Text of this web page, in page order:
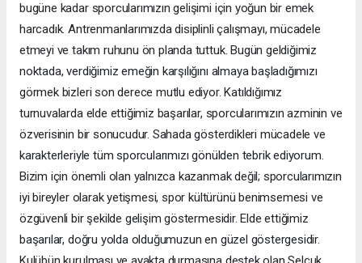
bugüne kadar sporcularımızın gelişimi için yoğun bir emek
harcadık. Antrenmanlarımızda disiplinli çalışmayı, mücadele
etmeyi ve takım ruhunu ön planda tuttuk. Bugün geldiğimiz
noktada, verdiğimiz emeğin karşılığını almaya başladığımızı
görmek bizleri son derece mutlu ediyor. Katıldığımız
turnuvalarda elde ettiğimiz başarılar, sporcularımızın azminin ve
özverisinin bir sonucudur. Sahada gösterdikleri mücadele ve
karakterleriyle tüm sporcularımızı gönülden tebrik ediyorum.
Bizim için önemli olan yalnızca kazanmak değil; sporcularımızın
iyi bireyler olarak yetişmesi, spor kültürünü benimsemesi ve
özgüvenli bir şekilde gelişim göstermesidir. Elde ettiğimiz
başarılar, doğru yolda olduğumuzun en güzel göstergesidir.